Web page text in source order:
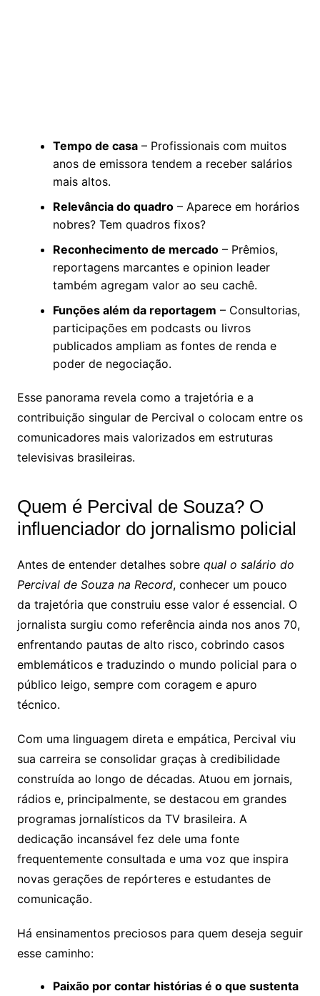
Tempo de casa– Profissionais com muitos
anos de emissora tendem a receber salários
mais altos.
Relevância do quadro– Aparece em horários
nobres? Tem quadros fixos?
Reconhecimento de mercado– Prêmios,
reportagens marcantes e opinion leader
também agregam valor ao seu cachê.
Funções além da reportagem – Consultorias,
participações em podcasts ou livros
publicados ampliam as fontes de renda e
poder de negociação.
Esse panorama revela como a trajetória e a
contribuição singular de Percival o colocam entre os
comunicadores mais valorizados em estruturas
televisivas brasileiras.
Quem é Percival de Souza? O
influenciador do jornalismo policial
Antes de entender detalhes sobre qual o salário do
Percival de Souza na Record, conhecer um pouco
da trajetória que construiu esse valor é essencial. O
jornalista surgiu como referência ainda nos anos 70,
enfrentando pautas de alto risco, cobrindo casos
emblemáticos e traduzindo o mundo policial para o
público leigo, sempre com coragem e apuro
técnico.
Com uma linguagem direta e empática, Percival viu
sua carreira se consolidar graças à credibilidade
construída ao longo de décadas. Atuou em jornais,
rádios e, principalmente, se destacou em grandes
programas jornalísticos da TV brasileira. A
dedicação incansável fez dele uma fonte
frequentemente consultada e uma voz que inspira
novas gerações de repórteres e estudantes de
comunicação.
Há ensinamentos preciosos para quem deseja seguir
esse caminho:
Paixão por contar histórias é o que sustenta